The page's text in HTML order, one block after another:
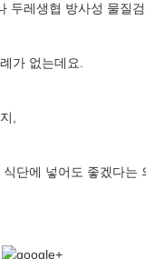
두레생협 방사성 물질
가 없는데요.
,
단에 넣어도 좋겠다는